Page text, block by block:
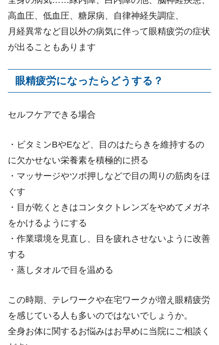
高血圧、低血圧、糖尿病、自律神経失調症、
月経異常など目以外の病気に伴って眼精疲労の症状
が出ることもあります
眼精疲労になったらどうする？
セルフケアできる場合
・ビタミンBやEなど、目のはたらきを維持するの
に欠かせない栄養素を積極的に摂る
・マッサージやツボ押しなどで目の周りの筋肉をほ
ぐす
・目が乾くときはコンタクトレンズをやめてメガネ
をかけるようにする
・作業環境を見直し、目を疲れさせないように改善
する
・蒸しタオルで目を温める
この時期、テレワークや在宅ワークが増え眼精疲労
を感じている人も多いのではないでしょうか。
全身お体に関するお悩みはお早めに当院にご相談く